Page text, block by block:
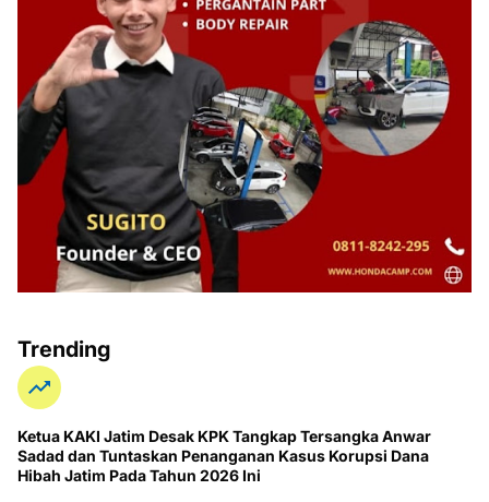
Trending
Ketua KAKI Jatim Desak KPK Tangkap Tersangka Anwar
Sadad dan Tuntaskan Penanganan Kasus Korupsi Dana
Hibah Jatim Pada Tahun 2026 Ini